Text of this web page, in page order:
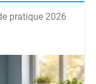
pratique 2026